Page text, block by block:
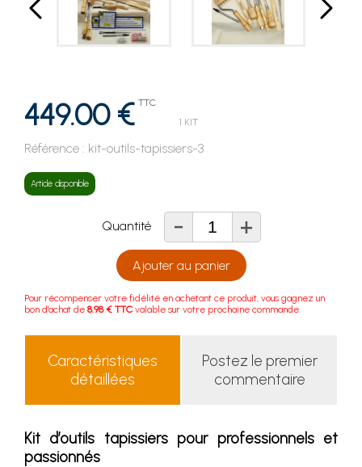
449.00 € TTC
1 KIT
Référence : kit-outils-tapissiers-3
Article disponible
Quantité - +
Ajouter au panier
Pour récompenser votre fidélité en achetant ce produit, vous gagnez un
bon d'achat de 8.98 € TTC valable sur votre prochaine commande.
Caractéristiques
détaillées
Postez le premier
commentaire
Kit d’outils tapissiers pour professionnels et
passionnés